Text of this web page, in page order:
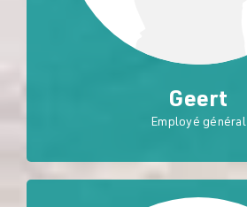
Geert
Employé général